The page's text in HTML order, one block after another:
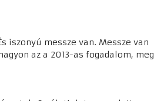
iszonyú messze van. Messze van
az a 2013-as fogadalom, meg